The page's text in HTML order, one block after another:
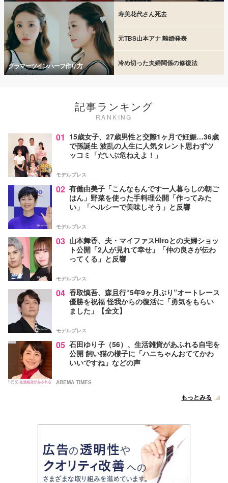
グラマーツインハーフ作り方
寿美花代さん死去
元TBS山本アナ 離婚発表
冷め切った夫婦関係の修復法
記事ランキング
RANKING
01 15歳女子、27歳男性と交際1ヶ月で妊娠…36歳
で孫誕生 波乱の人生に人気タレント思わずツ
ッコミ「だいぶ危ねえよ！」
モデルプレス
02 有働由美子「こんなもんです一人暮らしの朝ご
はん」野菜を使った手料理公開「作ってみた
い」「ヘルシーで美味しそう」と反響
モデルプレス
03 山本舞香、夫・マイファスHiroとの夫婦ショッ
ト公開「2人が見れて幸せ」「仲の良さが伝わ
ってくる」と反響
モデルプレス
04 香取慎吾、森且行“5年9ヶ月ぶり”オートレース
優勝を祝福 怪我からの復活に「勇気をもらい
ました」【全文】
モデルプレス
05 石田ゆり子（56）、生活雑貨があふれる自宅を
公開 飼い猫の様子に「ハニちゃんおててかわ
いいですね」などの声
ABEMA TIMES
もっとみる